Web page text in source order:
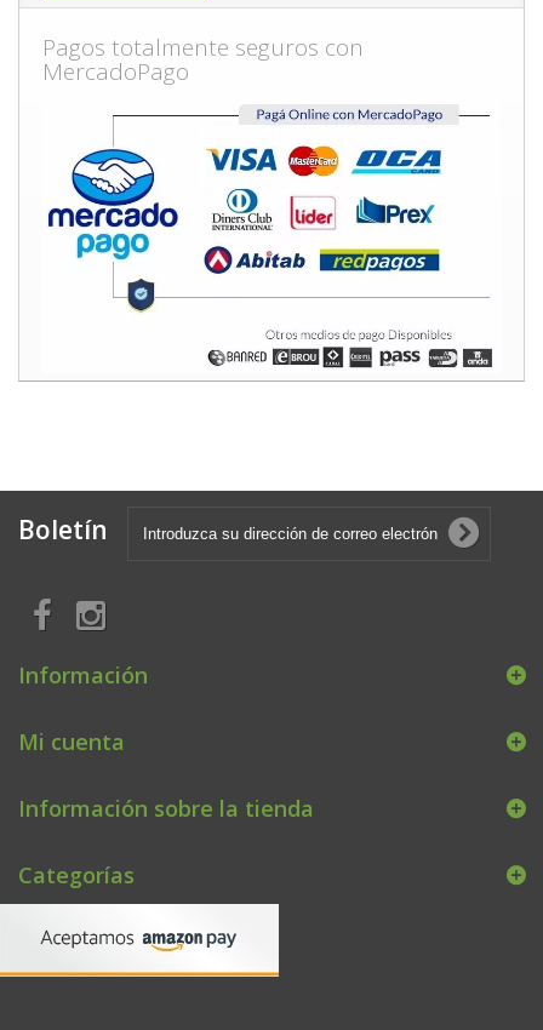
Pagos totalmente seguros con
MercadoPago
Boletín
Información
Mi cuenta
Información sobre la tienda
Categorías